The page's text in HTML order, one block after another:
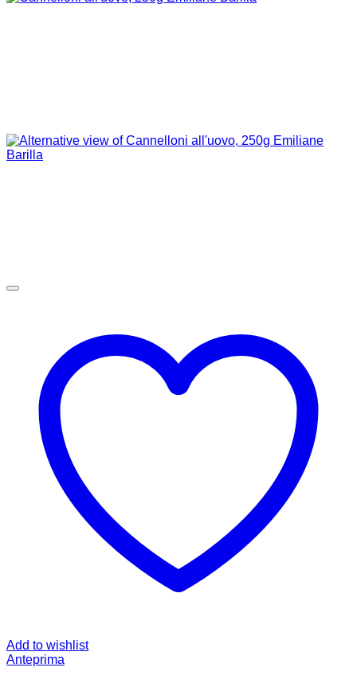
Add to wishlist
Anteprima